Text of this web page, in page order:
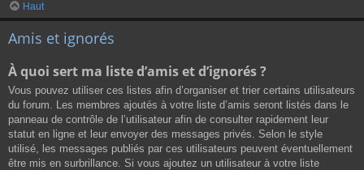
Haut
Amis et ignorés
À quoi sert ma liste d’amis et d’ignorés ?
Vous pouvez utiliser ces listes afin d’organiser et trier certains utilisateurs
du forum. Les membres ajoutés à votre liste d’amis seront listés dans le
panneau de contrôle de l’utilisateur afin de consulter rapidement leur
statut en ligne et leur envoyer des messages privés. Selon le style
utilisé, les messages publiés par ces utilisateurs peuvent éventuellement
être mis en surbrillance. Si vous ajoutez un utilisateur à votre liste